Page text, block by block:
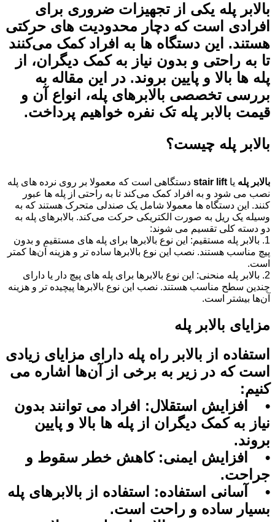
بالابر پله یکی از تجهیزات ضروری برای
افرادی است که دچار محدودیت ‌های حرکتی
هستند. این دستگاه‌ ها به افراد کمک می‌کنند
تا به راحتی و بدون نیاز به کمک دیگران، از
پله‌ ها بالا و پایین بروند. در این مقاله به
بررسی تخصصی بالابرهای پله، انواع آن و
قیمت بالابر پله تک نفره خواهیم پرداخت.
بالابر پله چیست؟
بالابر پله یا stair lift دستگاهی است که معمولا بر روی نرده ‌های پله
نصب می ‌شود و به افراد کمک می‌کند تا به راحتی از پله‌ ها عبور
کنند. این دستگاه ‌ها معمولا شامل یک صندلی متحرک هستند که به
وسیله یک ریل به صورت الکتریکی حرکت می‌کند. بالابرهای پله به
دو دسته کلی تقسیم می ‌شوند:
1. بالابر پله مستقیم: این نوع بالابرها برای پله‌ های مستقیم و بدون
پیچ مناسب هستند. نصب این نوع بالابرها ساده ‌تر و هزینه آن‌ها کمتر
است.
2. بالابر پله منحنی: این نوع بالابرها برای پله ‌های پیچ ‌دار یا دارای
چندین سطح مناسب هستند. نصب این نوع بالابرها پیچیده ‌تر و هزینه
آن‌ها بیشتر است.
مزایای بالابر پله
استفاده از بالابر راه پله دارای مزایای زیادی
است که در زیر به برخی از آن‌ها اشاره می
‌کنیم:
• افزایش استقلال: افراد می ‌توانند بدون
نیاز به کمک دیگران از پله ‌ها بالا و پایین
بروند.
• افزایش ایمنی: کاهش خطر سقوط و
جراحت.
• آسانی استفاده: استفاده از بالابرهای پله
بسیار ساده و راحت است.